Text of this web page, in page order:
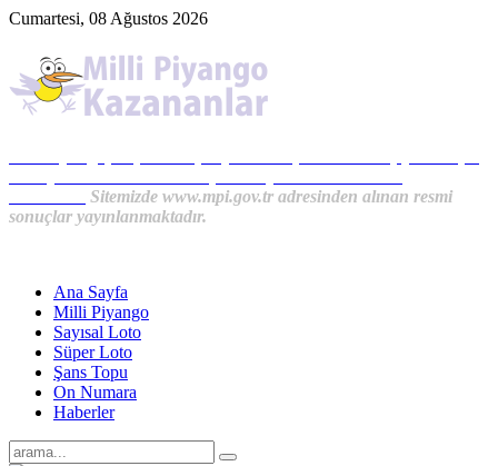
Cumartesi, 08 Ağustos 2026
Sitemizde www.mpi.gov.tr adresinden alınan resmi
sonuçlar yayınlanmaktadır.
Ana Sayfa
Milli Piyango
Sayısal Loto
Süper Loto
Şans Topu
On Numara
Haberler